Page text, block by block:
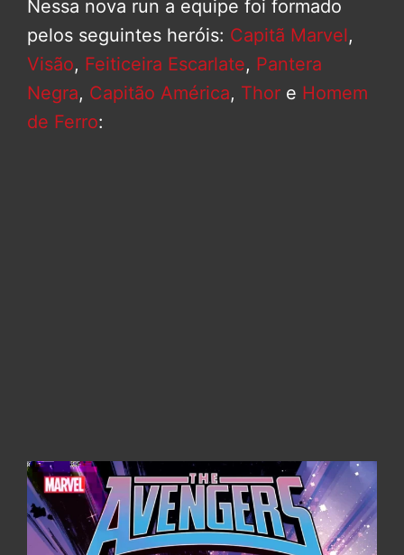
Nessa nova run a equipe foi formado
pelos seguintes heróis: Capitã Marvel,
Visão, Feiticeira Escarlate, Pantera
Negra, Capitão América, Thor e Homem
de Ferro: